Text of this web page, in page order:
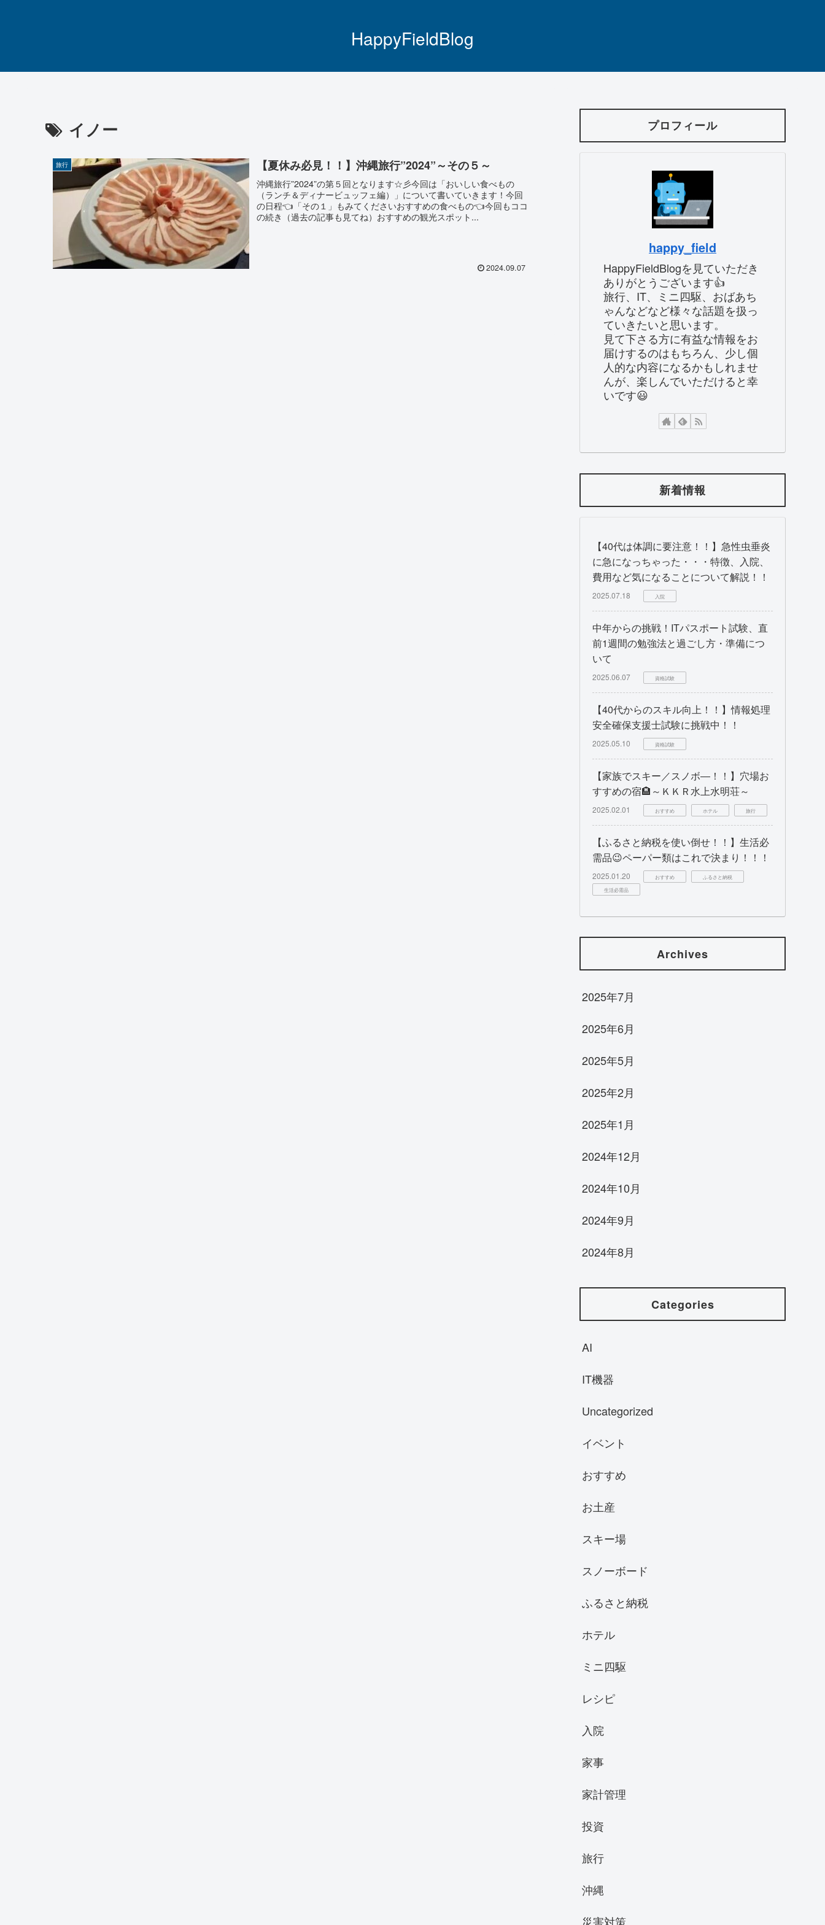
HappyFieldBlog
イノー
旅行 【夏休み必見！！】沖縄旅行”2024”～その５～
沖縄旅行”2024”の第５回となります☆彡今回は「おいしい食べもの
（ランチ＆ディナービュッフェ編）」について書いていきます！今回
の日程👈「その１」もみてくださいおすすめの食べもの👈今回もココ
の続き（過去の記事も見てね）おすすめの観光スポット...
2024.09.07
プロフィール
happy_field
HappyFieldBlogを見ていただき
ありがとうございます👍
旅行、IT、ミニ四駆、おばあち
ゃんなどなど様々な話題を扱っ
ていきたいと思います。
見て下さる方に有益な情報をお
届けするのはもちろん、少し個
人的な内容になるかもしれませ
んが、楽しんでいただけると幸
いです😃
新着情報
【40代は体調に要注意！！】急性虫垂炎
に急になっちゃった・・・特徴、入院、
費用など気になることについて解説！！
2025.07.18 入院
中年からの挑戦！ITパスポート試験、直
前1週間の勉強法と過ごし方・準備につ
いて
2025.06.07 資格試験
【40代からのスキル向上！！】情報処理
安全確保支援士試験に挑戦中！！
2025.05.10 資格試験
【家族でスキー／スノボ―！！】穴場お
すすめの宿🏨～ＫＫＲ水上水明荘～
2025.02.01 おすすめ ホテル 旅行
【ふるさと納税を使い倒せ！！】生活必
需品😉ペーパー類はこれで決まり！！！
2025.01.20 おすすめ
ふるさと納税
生活必需品
Archives
2025年7月
2025年6月
2025年5月
2025年2月
2025年1月
2024年12月
2024年10月
2024年9月
2024年8月
Categories
AI
IT機器
Uncategorized
イベント
おすすめ
お土産
スキー場
スノーボード
ふるさと納税
ホテル
ミニ四駆
レシピ
入院
家事
家計管理
投資
旅行
沖縄
災害対策